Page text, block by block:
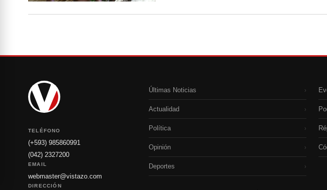
TELÉFONO
(+593) 985860991
(042) 2327200
EMAIL
webmaster@vistazo.com
DIRECCIÓN
Últimas Noticias ›
Actualidad ›
Política ›
Opinión ›
Deportes ›